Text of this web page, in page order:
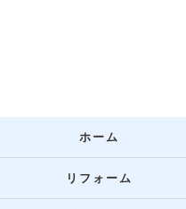
ホーム
リフォーム